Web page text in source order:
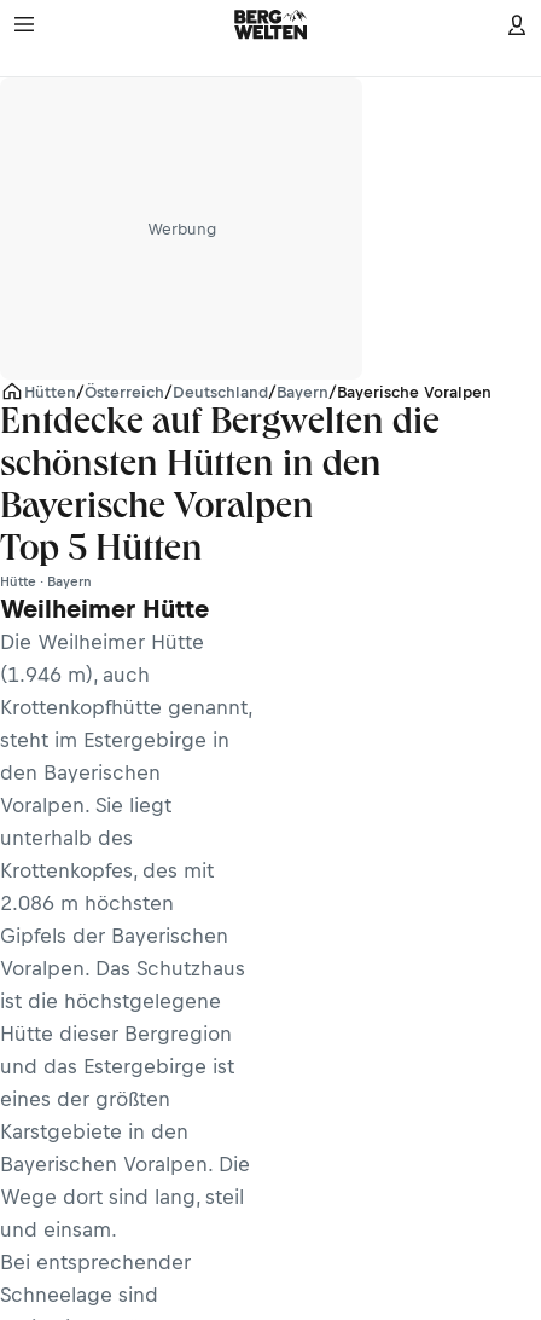
Werbung
Hütten/Österreich/Deutschland/Bayern/Bayerische Voralpen
Entdecke auf Bergwelten die
schönsten Hütten in den
Bayerische Voralpen
Top 5 Hütten
Hütte · Bayern
Weilheimer Hütte
Die Weilheimer Hütte
(1.946 m), auch
Krottenkopfhütte genannt,
steht im Estergebirge in
den Bayerischen
Voralpen. Sie liegt
unterhalb des
Krottenkopfes, des mit
2.086 m höchsten
Gipfels der Bayerischen
Voralpen. Das Schutzhaus
ist die höchstgelegene
Hütte dieser Bergregion
und das Estergebirge ist
eines der größten
Karstgebiete in den
Bayerischen Voralpen. Die
Wege dort sind lang, steil
und einsam.
Bei entsprechender
Schneelage sind